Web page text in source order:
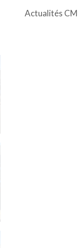
Actualités